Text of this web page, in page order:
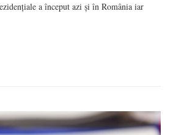
a început azi și în România iar